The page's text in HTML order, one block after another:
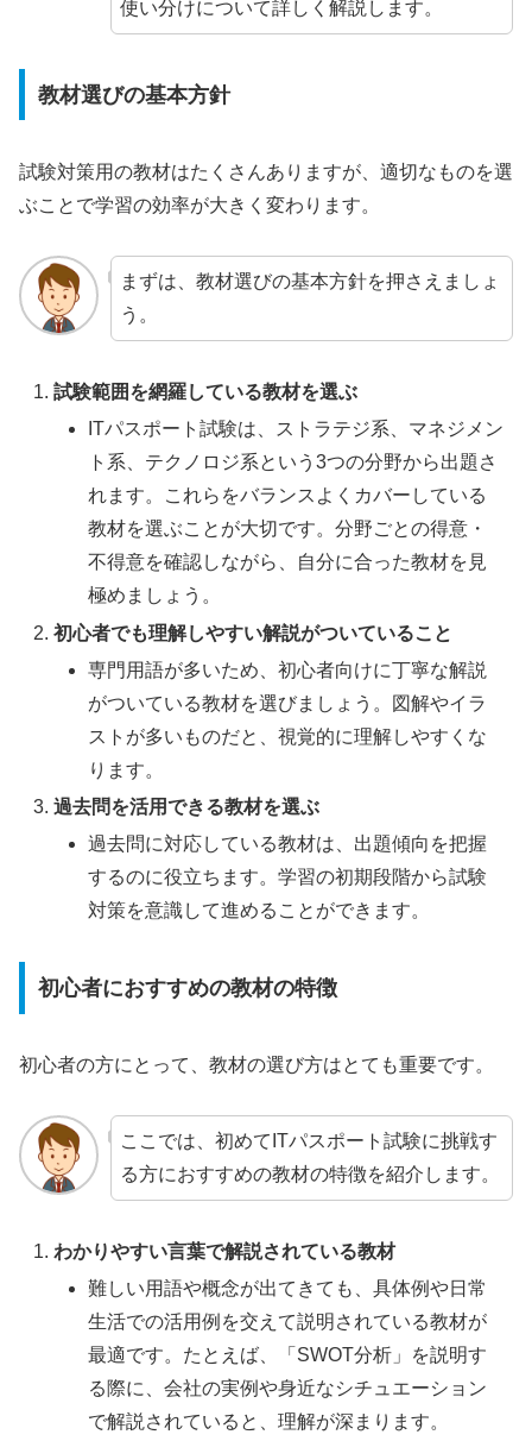
使い分けについて詳しく解説します。
教材選びの基本方針
試験対策用の教材はたくさんありますが、適切なものを選
ぶことで学習の効率が大きく変わります。
まずは、教材選びの基本方針を押さえましょ
う。
試験範囲を網羅している教材を選ぶ
ITパスポート試験は、ストラテジ系、マネジメン
ト系、テクノロジ系という3つの分野から出題さ
れます。これらをバランスよくカバーしている
教材を選ぶことが大切です。分野ごとの得意・
不得意を確認しながら、自分に合った教材を見
極めましょう。
初心者でも理解しやすい解説がついていること
専門用語が多いため、初心者向けに丁寧な解説
がついている教材を選びましょう。図解やイラ
ストが多いものだと、視覚的に理解しやすくな
ります。
過去問を活用できる教材を選ぶ
過去問に対応している教材は、出題傾向を把握
するのに役立ちます。学習の初期段階から試験
対策を意識して進めることができます。
初心者におすすめの教材の特徴
初心者の方にとって、教材の選び方はとても重要です。
ここでは、初めてITパスポート試験に挑戦す
る方におすすめの教材の特徴を紹介します。
わかりやすい言葉で解説されている教材
難しい用語や概念が出てきても、具体例や日常
生活での活用例を交えて説明されている教材が
最適です。たとえば、「SWOT分析」を説明す
る際に、会社の実例や身近なシチュエーション
で解説されていると、理解が深まります。